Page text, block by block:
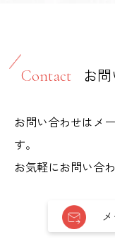
Contact お
お問い合わせはメ
す。
お気軽にお問い合